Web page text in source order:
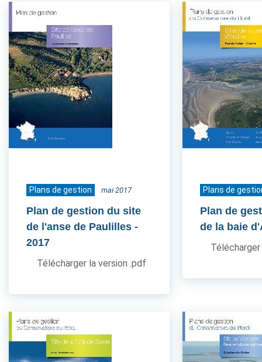
Plans de gestion mai 2017
Plan de gestion du site
de l'anse de Paulilles -
2017
Télécharger la version .pdf
Plans de
Plan de
de la baie